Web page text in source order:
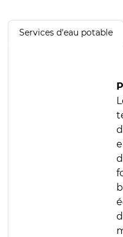
Services d'eau potable